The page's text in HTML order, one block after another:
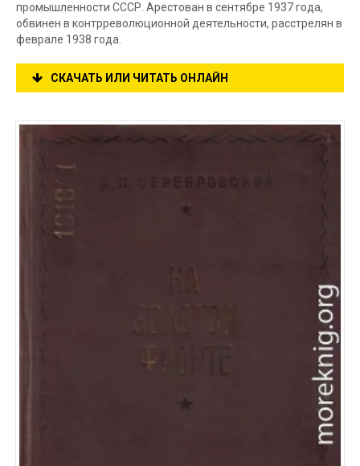
промышленности СССР. Арестован в сентябре 1937 года,
обвинен в контрреволюционной деятельности, расстрелян в
феврале 1938 года.
СКАЧАТЬ ИЛИ ЧИТАТЬ ОНЛАЙН